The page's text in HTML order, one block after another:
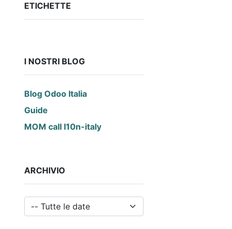
ETICHETTE
I NOSTRI BLOG
Blog Odoo Italia
Guide
MOM call l10n-italy
ARCHIVIO